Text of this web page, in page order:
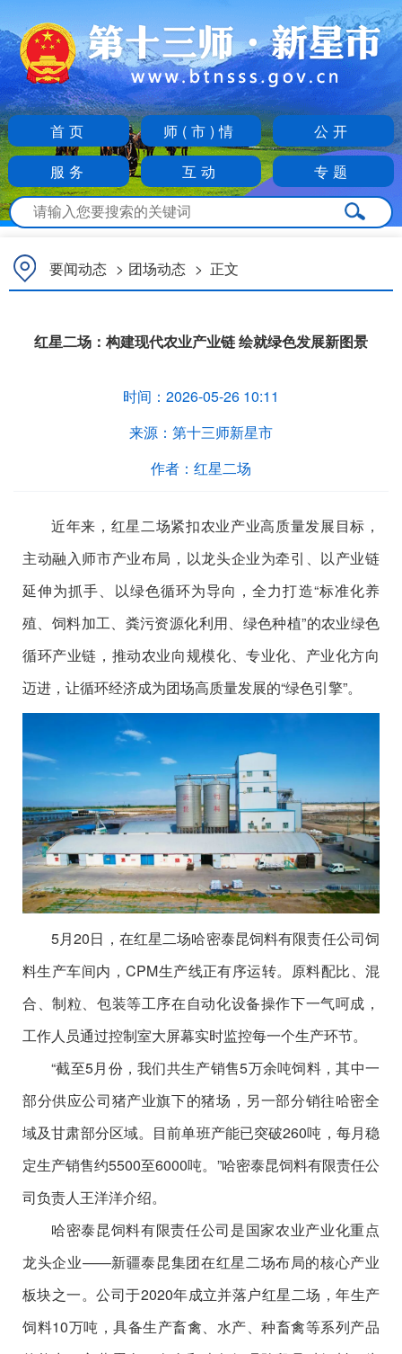
首页 师(市)情
公开
服务
互动 专题
要闻动态 > 团场动态 > 正文
红星二场：构建现代农业产业链 绘就绿色发展新图景
时间： 2026-05-26 10:11
来源： 第十三师新星市
作者： 红星二场
近年来，红星二场紧扣农业产业高质量发展目标，
主动融入师市产业布局，以龙头企业为牵引、以产业链
延伸为抓手、以绿色循环为导向，全力打造“标准化养
殖、饲料加工、粪污资源化利用、绿色种植”的农业绿色
循环产业链，推动农业向规模化、专业化、产业化方向
迈进，让循环经济成为团场高质量发展的“绿色引擎”。
5月20日，在红星二场哈密泰昆饲料有限责任公司饲
料生产车间内，CPM生产线正有序运转。原料配比、混
合、制粒、包装等工序在自动化设备操作下一气呵成，
工作人员通过控制室大屏幕实时监控每一个生产环节。
“截至5月份，我们共生产销售5万余吨饲料，其中一
部分供应公司猪产业旗下的猪场，另一部分销往哈密全
域及甘肃部分区域。目前单班产能已突破260吨，每月稳
定生产销售约5500至6000吨。”哈密泰昆饲料有限责任公
司负责人王洋洋介绍。
哈密泰昆饲料有限责任公司是国家农业产业化重点
龙头企业——新疆泰昆集团在红星二场布局的核心产业
板块之一。公司于2020年成立并落户红星二场，年生产
饲料10万吨，具备生产畜禽、水产、种畜禽等系列产品